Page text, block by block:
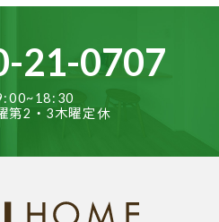
21-0707
第2・3木曜定休